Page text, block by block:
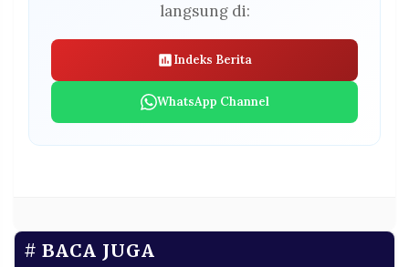
langsung di:
Indeks Berita
WhatsApp Channel
BACA JUGA